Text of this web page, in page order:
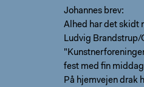
Johannes brev:
Alhed har det skidt
Ludvig Brandstrup/
fest med fin
På hjemvejen drak